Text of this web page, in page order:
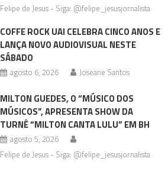
Felipe de Jesus - Siga: @felipe_jesusjornalista
COFFE ROCK UAI CELEBRA CINCO ANOS E
LANÇA NOVO AUDIOVISUAL NESTE
SÁBADO
agosto 6, 2026 Joseane Santos
MILTON GUEDES, O “MÚSICO DOS
MÚSICOS”, APRESENTA SHOW DA
TURNÊ “MILTON CANTA LULU” EM BH
agosto 5, 2026
Felipe de Jesus - Siga: @felipe_jesusjornalista